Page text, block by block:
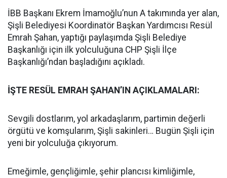
İBB Başkanı Ekrem İmamoğlu’nun A takımında yer alan,
Şişli Belediyesi Koordinatör Başkan Yardımcısı Resül
Emrah Şahan, yaptığı paylaşımda Şişli Belediye
Başkanlığı için ilk yolculuğuna CHP Şişli İlçe
Başkanlığı’ndan başladığını açıkladı.
İŞTE RESÜL EMRAH ŞAHAN’IN AÇIKLAMALARI:
Sevgili dostlarım, yol arkadaşlarım, partimin değerli
örgütü ve komşularım, Şişli sakinleri… Bugün Şişli için
yeni bir yolculuğa çıkıyorum.
Emeğimle, gençliğimle, şehir plancısı kimliğimle,